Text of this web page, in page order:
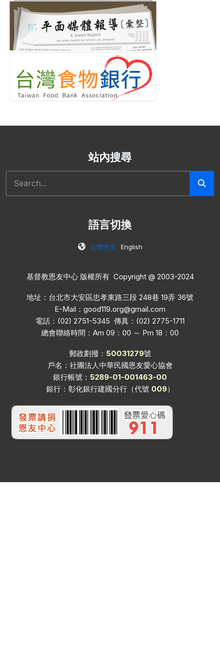
站內搜尋
語言切換
正體中文 English
基督教恩友中心 版權所有 Copyright @ 2003-2024
地址：台北市大安區忠孝東路三段 248巷 19弄 36號
E-Mail： good119.org@gmail.com
電話：(02) 2751-5345 傳真：(02) 2775-1711
總會聯絡時間：Am 09：00 ～ Pm 18：00
郵政劃撥： 50031279號
戶名：社團法人中華民國恩友愛心協會
銀行帳號： 5289-01-001463-00
銀行：彰化銀行建國分行（代號 009）